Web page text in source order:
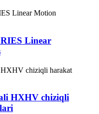
Linear
HXHV chiziqli